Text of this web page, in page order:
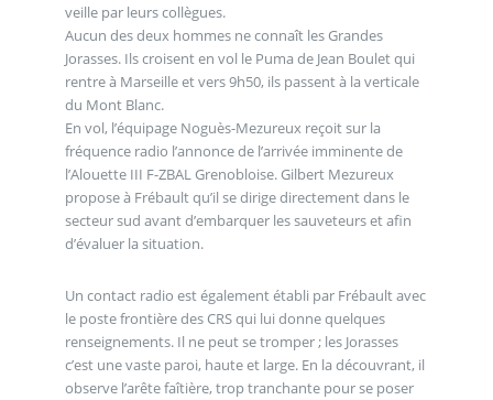
veille par leurs collègues.
Aucun des deux hommes ne connaît les Grandes
Jorasses. Ils croisent en vol le Puma de Jean Boulet qui
rentre à Marseille et vers 9h50, ils passent à la verticale
du Mont Blanc.
En vol, l’équipage Noguès-Mezureux reçoit sur la
fréquence radio l’annonce de l’arrivée imminente de
l’Alouette III F-ZBAL Grenobloise. Gilbert Mezureux
propose à Frébault qu’il se dirige directement dans le
secteur sud avant d’embarquer les sauveteurs et afin
d’évaluer la situation.
Un contact radio est également établi par Frébault avec
le poste frontière des CRS qui lui donne quelques
renseignements. Il ne peut se tromper ; les Jorasses
c’est une vaste paroi, haute et large. En la découvrant, il
observe l’arête faîtière, trop tranchante pour se poser